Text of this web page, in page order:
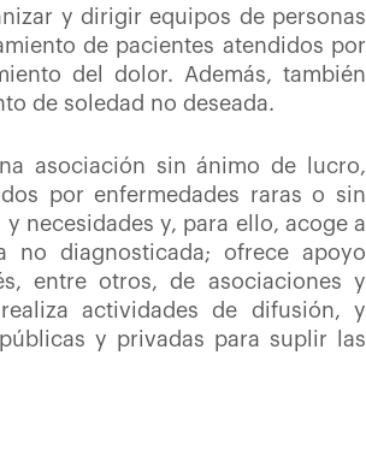
y dirigir equipos de personas
de pacientes atendidos por
del dolor. Además, también
de soledad no deseada.
asociación sin ánimo de lucro,
por enfermedades raras o sin
necesidades y, para ello, acoge a
no diagnosticada; ofrece apoyo
entre otros, de asociaciones y
actividades de difusión, y
y privadas para suplir las